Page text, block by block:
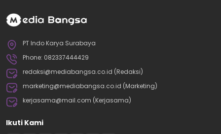
PT Indo Karya Surabaya
Phone: 082337444429
redaksi@mediabangsa.co.id (Redaksi)
marketing@mediabangsa.co.id (Marketing)
kerjasama@mail.com (Kerjasama)
Ikuti Kami